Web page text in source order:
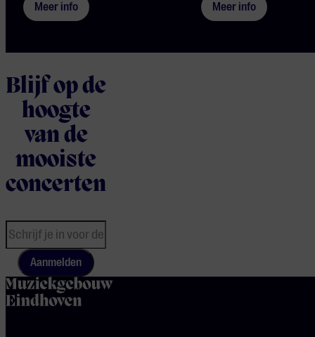
Meer info Meer info
Blijf op de
hoogte
van de
mooiste
concerten
Aanmelden